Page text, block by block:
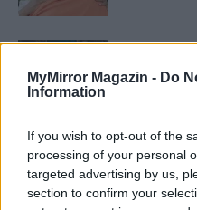
MyMirror Magazin - Do
Information
If you wish to opt-out of the
processing of your personal
targeted advertising by us,
section to confirm your
A kislány,
Lyhanna